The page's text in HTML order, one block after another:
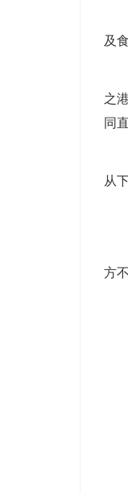
及
之
同
从
方